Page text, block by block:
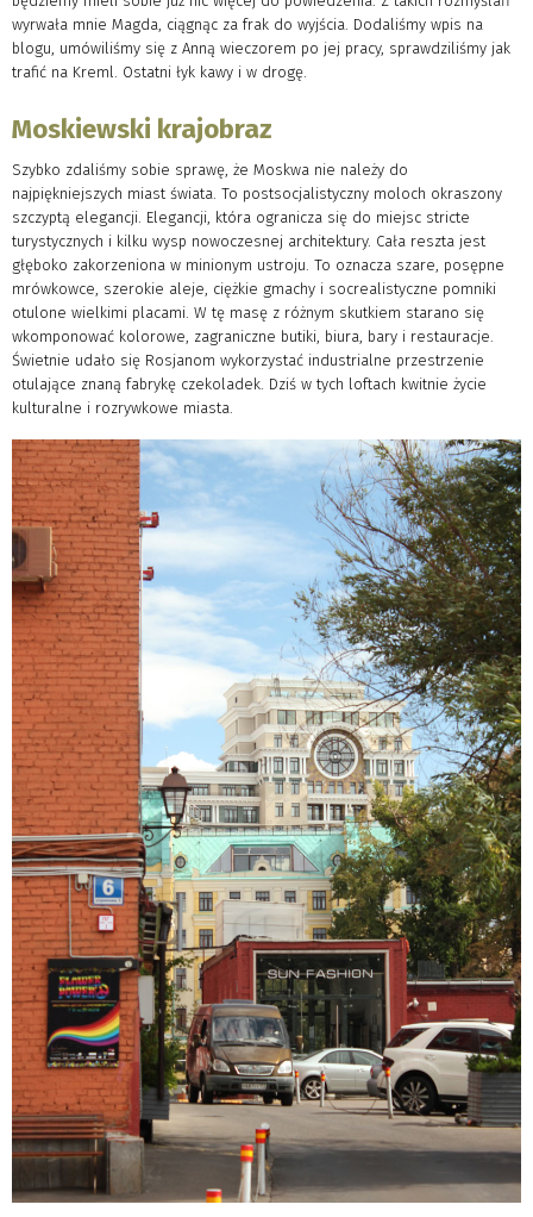
wyrwała mnie Magda, ciągnąc za frak do wyjścia. Dodaliśmy wpis na
blogu, umówiliśmy się z Anną wieczorem po jej pracy, sprawdziliśmy jak
trafić na Kreml. Ostatni łyk kawy i w drogę.
Moskiewski krajobraz
Szybko zdaliśmy sobie sprawę, że Moskwa nie należy do
najpiękniejszych miast świata. To postsocjalistyczny moloch okraszony
szczyptą elegancji. Elegancji, która ogranicza się do miejsc stricte
turystycznych i kilku wysp nowoczesnej architektury. Cała reszta jest
głęboko zakorzeniona w minionym ustroju. To oznacza szare, posępne
mrówkowce, szerokie aleje, ciężkie gmachy i socrealistyczne pomniki
otulone wielkimi placami. W tę masę z różnym skutkiem starano się
wkomponować kolorowe, zagraniczne butiki, biura, bary i restauracje.
Świetnie udało się Rosjanom wykorzystać industrialne przestrzenie
otulające znaną fabrykę czekoladek. Dziś w tych loftach kwitnie życie
kulturalne i rozrywkowe miasta.